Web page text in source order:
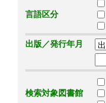
言語区分
出版／発行年月
検索対象図書館